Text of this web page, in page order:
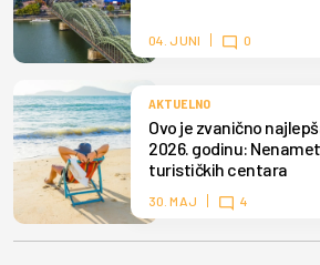
04. JUNI 0
AKTUELNO
Ovo je zvanično
2026. godinu:
turističkih centara
30. MAJ 4